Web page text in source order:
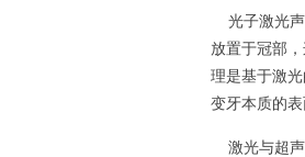
光子激光
放置于冠部
理是基于激
变牙本质的
激光与超声